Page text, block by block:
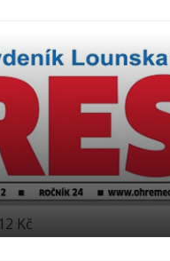
Kč